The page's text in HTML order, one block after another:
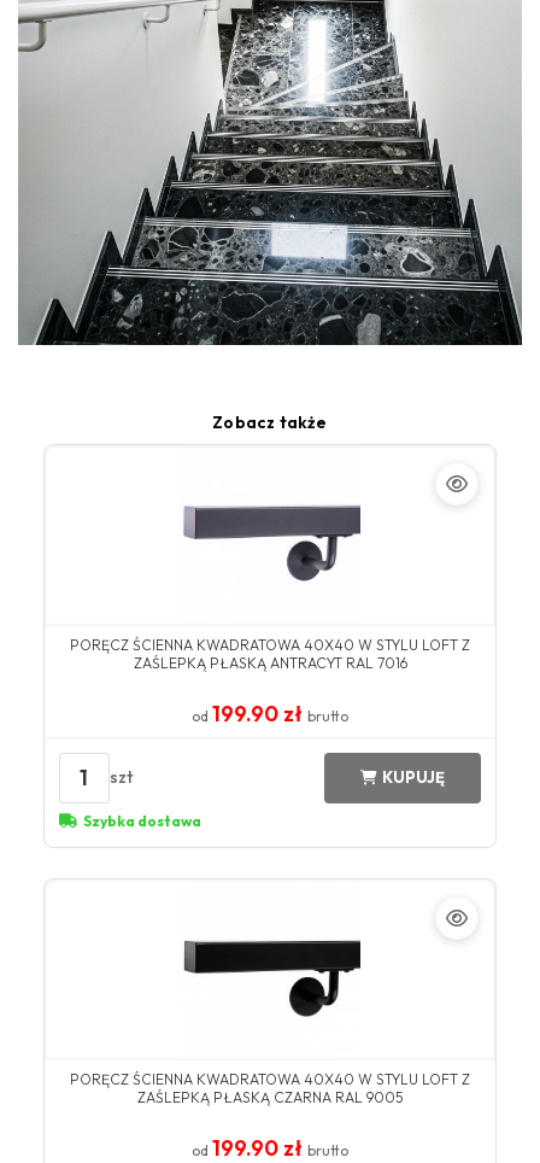
Zobacz także
PORĘCZ ŚCIENNA KWADRATOWA 40X40 W STYLU LOFT Z
ZAŚLEPKĄ PŁASKĄ ANTRACYT RAL 7016
od 199.90 zł brutto
1 szt KUPUJĘ
Szybka dostawa
PORĘCZ ŚCIENNA KWADRATOWA 40X40 W STYLU LOFT Z
ZAŚLEPKĄ PŁASKĄ CZARNA RAL 9005
od 199.90 zł brutto